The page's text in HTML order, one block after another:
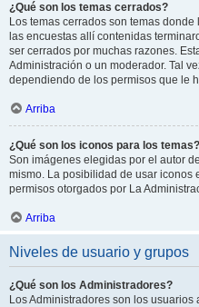
¿Qué son los temas cerrados?
Los temas cerrados son temas
las encuestas allí contenidas
ser cerrados por muchas razones.
Administración o un moderador. Tal
dependiendo de los permisos que le
Arriba
¿Qué son los iconos para los temas?
Son imágenes elegidas por el autor
mismo. La posibilidad de usar iconos
permisos otorgados por La
Arriba
Niveles de usuario y grupos
¿Qué son los Administradores?
Los Administradores son los